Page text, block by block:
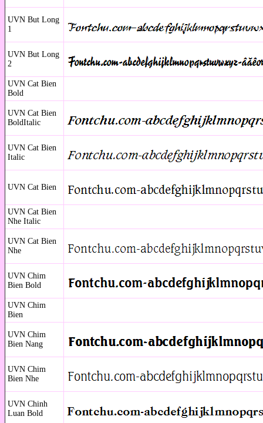
UVN But Long
1
UVN But Long
2
UVN Cat Bien
Bold
UVN Cat Bien
BoldItalic
UVN Cat Bien
Italic
UVN Cat Bien
UVN Cat Bien
Nhe Italic
UVN Cat Bien
Nhe
UVN Chim
Bien Bold
UVN Chim
Bien
UVN Chim
Bien Nang
UVN Chim
Bien Nhe
UVN Chinh
Luan Bold